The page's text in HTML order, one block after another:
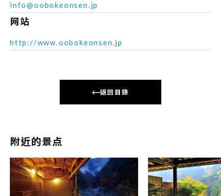
info@oobokeonsen.jp
网站
http://www.oobokeonsen.jp
返回目錄
附近的景点